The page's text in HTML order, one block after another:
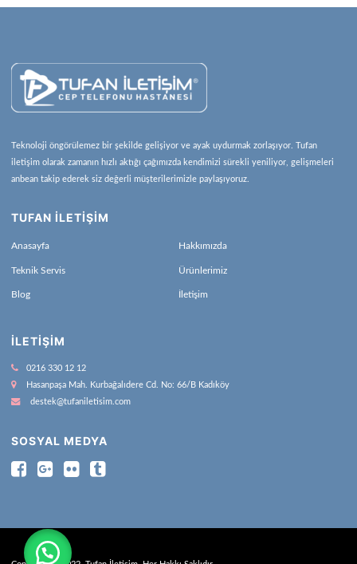
Teknoloji öngörülemez bir şekilde gelişiyor ve ayak uydurmak zorlaşıyor. Tufan
iletişim olarak zamanın hızlı aktığı çağımızda kendimizi sürekli yeniliyor, gelişmeleri
anbean takip ederek siz değerli müşterilerimizle paylaşıyoruz.
TUFAN İLETİŞİM
Anasayfa Hakkımızda
Teknik Servis Ürünlerimiz
Blog İletişim
İLETIŞIM
0216 330 12 12
Hasanpaşa Mah. Kurbağalıdere Cd. No: 66/B Kadıköy
destek@tufaniletisim.com
SOSYAL MEDYA